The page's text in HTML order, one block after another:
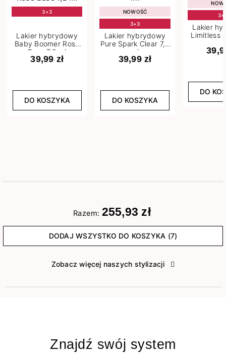
3+3
Lakier hybrydowy
Baby Boomer Rose
Base 7,2 ml
39,99 zł
DO KOSZYKA
NOWOŚĆ
3+3
Lakier hybrydowy
Pure Spark Clear 7,2
ml
39,99 zł
DO KOSZYKA
Lakier
Limitless
DO
Razem: 255,93 zł
DODAJ WSZYSTKO DO KOSZYKA (7)
Zobacz więcej naszych stylizacji
Znajdź swój system